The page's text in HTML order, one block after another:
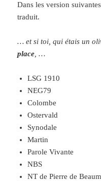
Dans les version
traduit.
… et si toi, qui étais un
place, …
LSG 1910
NEG79
Colombe
Ostervald
Synodale
Martin
Parole Vivante
NBS
NT de Pierre de